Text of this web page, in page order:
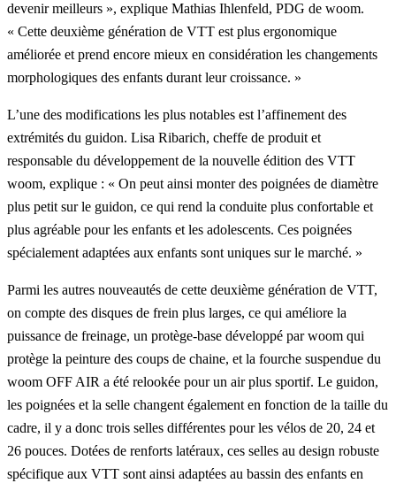
devenir meilleurs », explique Mathias Ihlenfeld, PDG de woom.
« Cette deuxième génération de VTT est plus ergonomique
améliorée et prend encore mieux en considération les changements
morphologiques des enfants durant leur croissance. »
L’une des modifications les plus notables est l’affinement des
extrémités du guidon. Lisa Ribarich, cheffe de produit et
responsable du développement de la nouvelle édition des VTT
woom, explique : « On peut ainsi monter des poignées de diamètre
plus petit sur le guidon, ce qui rend la conduite plus confortable et
plus agréable pour les enfants et les adolescents. Ces poignées
spécialement adaptées aux enfants sont uniques sur le marché. »
Parmi les autres nouveautés de cette deuxième génération de VTT,
on compte des disques de frein plus larges, ce qui améliore la
puissance de freinage, un protège-base développé par woom qui
protège la peinture des coups de chaine, et la fourche suspendue du
woom OFF AIR a été relookée pour un air plus sportif. Le guidon,
les poignées et la selle changent également en fonction de la taille du
cadre, il y a donc trois selles différentes pour les vélos de 20, 24 et
26 pouces. Dotées de renforts latéraux, ces selles au design robuste
spécifique aux VTT sont ainsi adaptées au bassin des enfants en